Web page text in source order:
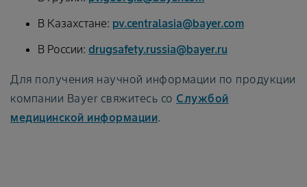
В Казахстане: pv.centralasia@bayer.com
В России: drugsafety.russia@bayer.ru
Для получения научной информации по продукции
компании Bayer свяжитесь со Службой
медицинской информации.